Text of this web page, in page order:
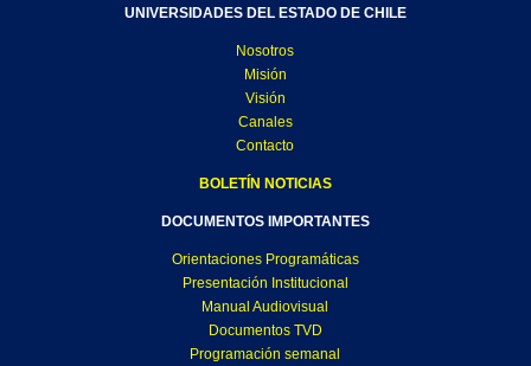
UNIVERSIDADES DEL ESTADO DE CHILE
Nosotros
Misión
Visión
Canales
Contacto
BOLETÍN NOTICIAS
DOCUMENTOS IMPORTANTES
Orientaciones Programáticas
Presentación Institucional
Manual Audiovisual
Documentos TVD
Programación semanal